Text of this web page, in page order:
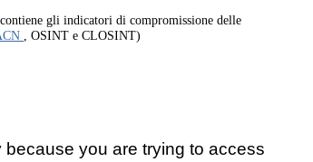
gli indicatori di compromissione delle
, OSINT e CLOSINT)
you are trying to access